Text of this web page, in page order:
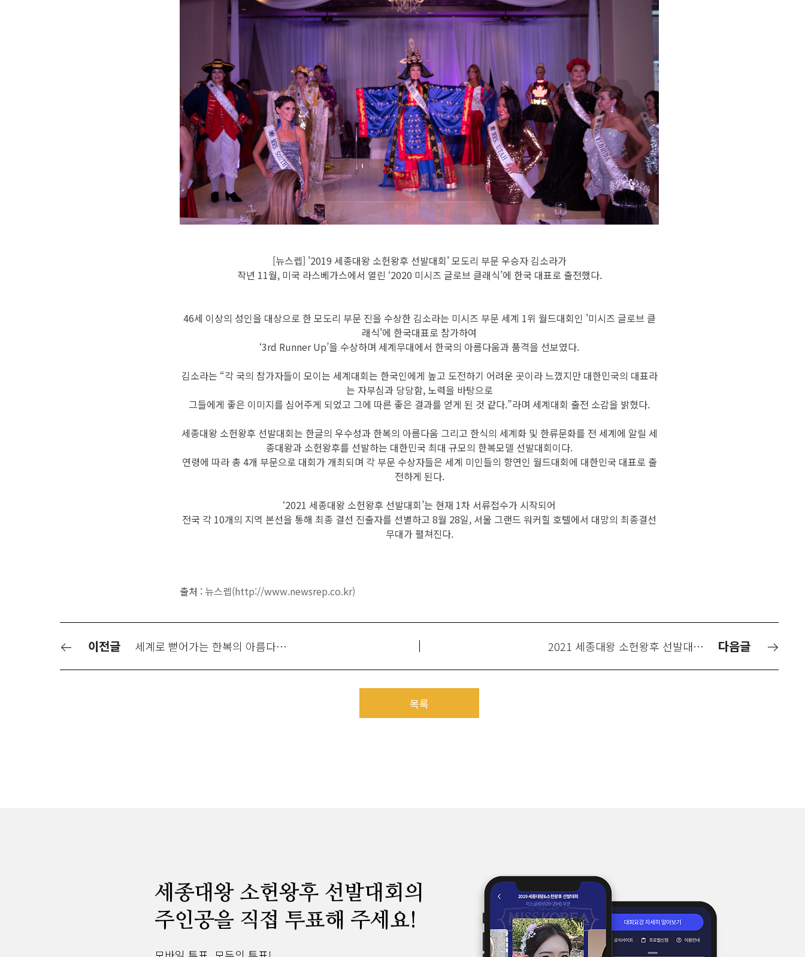
[뉴스렙] '2019 세종대왕 소헌왕후 선발대회' 모도리 부문 우승자 김소라가
작년 11월, 미국 라스베가스에서 열린 ‘2020 미시즈 글로브 클래식’에 한국 대표로 출전했다.
46세 이상의 성인을 대상으로 한 모도리 부문 진을 수상한 김소라는 미시즈 부문 세계 1위 월드대회인 '미시즈 글로브 클
래식'에 한국대표로 참가하여
‘3rd Runner Up’을 수상하며 세계무대에서 한국의 아름다움과 품격을 선보였다.
김소라는 “각 국의 참가자들이 모이는 세계대회는 한국인에게 높고 도전하기 어려운 곳이라 느꼈지만 대한민국의 대표라
는 자부심과 당당함, 노력을 바탕으로
그들에게 좋은 이미지를 심어주게 되었고 그에 따른 좋은 결과를 얻게 된 것 같다.”라며 세계대회 출전 소감을 밝혔다.
세종대왕 소헌왕후 선발대회는 한글의 우수성과 한복의 아름다움 그리고 한식의 세계화 및 한류문화를 전 세계에 알릴 세
종대왕과 소헌왕후를 선발하는 대한민국 최대 규모의 한복모델 선발대회이다.
연령에 따라 총 4개 부문으로 대회가 개최되며 각 부문 수상자들은 세계 미인들의 향연인 월드대회에 대한민국 대표로 출
전하게 된다.
‘2021 세종대왕 소헌왕후 선발대회’는 현재 1차 서류접수가 시작되어
전국 각 10개의 지역 본선을 통해 최종 결선 진출자를 선별하고 8월 28일, 서울 그랜드 워커힐 호텔에서 대망의 최종결선
무대가 펼쳐진다.
출처 :뉴스렙(http://www.newsrep.co.kr)
이전글 세계로 뻗어가는 한복의 아름다움, 국내 최대 한복대회 OPEN 2021 세종대왕 소헌왕후 선발대회 참가 신청안내 다음글
목록
세종대왕 소헌왕후 선발대회의
주인공을 직접 투표해 주세요!